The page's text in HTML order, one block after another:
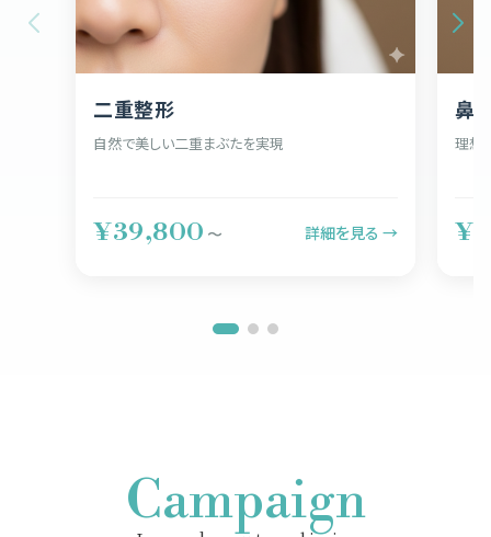
二重整形
自然で美しい二重まぶたを実現
¥39,800 〜 詳細を見る →
鼻
理想
Campaign